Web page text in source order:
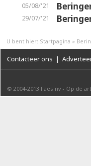
05/08/'21
29/07/'21
U bent hier: Startpagina »
Contacteer ons |
© 2004-2013 Faes nv - Op de